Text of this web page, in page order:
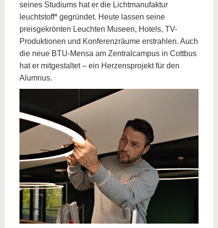
seines Studiums hat er die Lichtmanufaktur
leuchtstoff* gegründet. Heute lassen seine
preisgekrönten Leuchten Museen, Hotels, TV-
Produktionen und Konferenzräume erstrahlen. Auch
die neue BTU-Mensa am Zentralcampus in Cottbus
hat er mitgestaltet – ein Herzensprojekt für den
Alumnus.